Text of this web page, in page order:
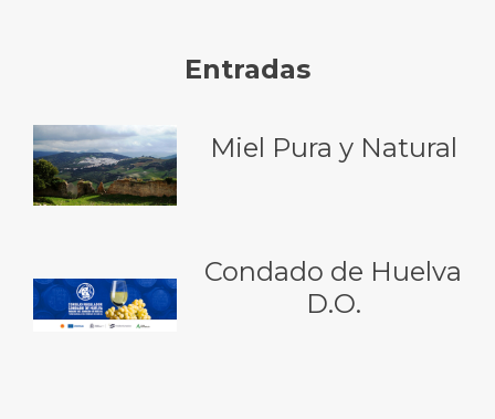
Entradas
Miel Pura y Natural
Condado de Huelva
D.O.